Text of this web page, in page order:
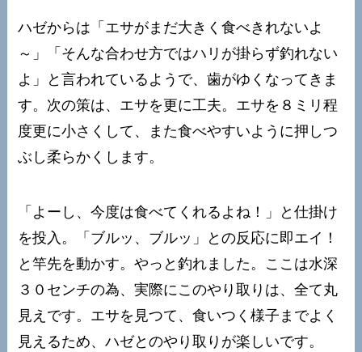
ハゼからは「エサがまだ大きく食べきれないよ
～」「そんな合わせ方ではハリが掛らず釣れない
よ」と言われているようで、歯がゆくなってきま
す。次の策は、エサを更に工夫。エサを８ミリ程
度更に小さくして、また食べやすいように押しつ
ぶし柔らかくします。
「よーし、今度は食べてくれるよね！」と仕掛け
を投入。「ブルッ、ブルッ」との反応に即エイ！
と竿先を動かす。やっと釣れました。ここは水深
３０センチの為、実際にこのやり取りは、全て丸
見えです。エサを見つて、食いつく様子までよく
見えるため、ハゼとのやり取りが楽しいです。